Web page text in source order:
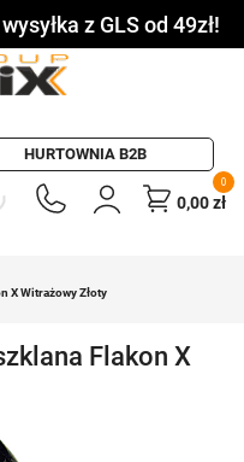
z GLS od 49zł!
HURTOWNIA B2B
0
0,00zł
X Witrażowy Złoty
Flakon X